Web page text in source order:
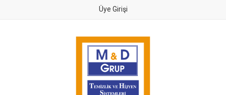
Üye Girişi